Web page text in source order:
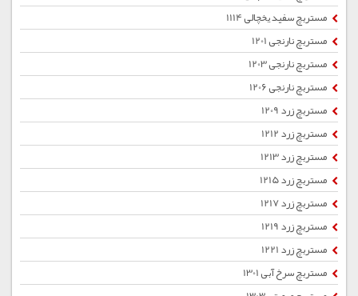
مستربچ سفید یخچالی 1114
مستربچ نارنجی 1201
مستربچ نارنجی 1203
مستربچ نارنجی 1206
مستربچ زرد 1209
مستربچ زرد 1212
مستربچ زرد 1213
مستربچ زرد 1215
مستربچ زرد 1217
مستربچ زرد 1219
مستربچ زرد 1221
مستربچ سرخ آبی 1301